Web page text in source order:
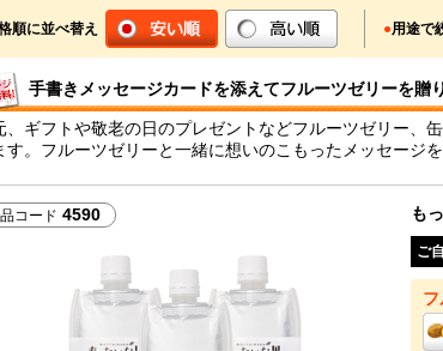
順に並べ替え ●用途で
手書きメッセージカードを添えてフルーツゼリーを贈
、ギフトや敬老の日のプレゼントなどフルーツゼリー、
す。フルーツゼリーと一緒に想いのこもったメッセージ
コード 4590 も
ご